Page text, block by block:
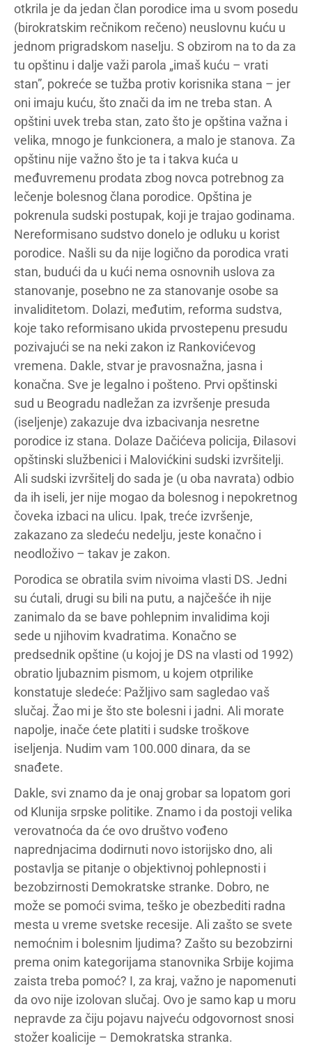
otkrila je da jedan član porodice ima u svom posedu
(birokratskim rečnikom rečeno) neuslovnu kuću u
jednom prigradskom naselju. S obzirom na to da za
tu opštinu i dalje važi parola „imaš kuću – vrati
stan”, pokreće se tužba protiv korisnika stana – jer
oni imaju kuću, što znači da im ne treba stan. A
opštini uvek treba stan, zato što je opština važna i
velika, mnogo je funkcionera, a malo je stanova. Za
opštinu nije važno što je ta i takva kuća u
međuvremenu prodata zbog novca potrebnog za
lečenje bolesnog člana porodice. Opština je
pokrenula sudski postupak, koji je trajao godinama.
Nereformisano sudstvo donelo je odluku u korist
porodice. Našli su da nije logično da porodica vrati
stan, budući da u kući nema osnovnih uslova za
stanovanje, posebno ne za stanovanje osobe sa
invaliditetom. Dolazi, međutim, reforma sudstva,
koje tako reformisano ukida prvostepenu presudu
pozivajući se na neki zakon iz Rankovićevog
vremena. Dakle, stvar je pravosnažna, jasna i
konačna. Sve je legalno i pošteno. Prvi opštinski
sud u Beogradu nadležan za izvršenje presuda
(iseljenje) zakazuje dva izbacivanja nesretne
porodice iz stana. Dolaze Dačićeva policija, Đilasovi
opštinski službenici i Malovićkini sudski izvršitelji.
Ali sudski izvršitelj do sada je (u oba navrata) odbio
da ih iseli, jer nije mogao da bolesnog i nepokretnog
čoveka izbaci na ulicu. Ipak, treće izvršenje,
zakazano za sledeću nedelju, jeste konačno i
neodloživo – takav je zakon.
Porodica se obratila svim nivoima vlasti DS. Jedni
su ćutali, drugi su bili na putu, a najčešće ih nije
zanimalo da se bave pohlepnim invalidima koji
sede u njihovim kvadratima. Konačno se
predsednik opštine (u kojoj je DS na vlasti od 1992)
obratio ljubaznim pismom, u kojem otprilike
konstatuje sledeće: Pažljivo sam sagledao vaš
slučaj. Žao mi je što ste bolesni i jadni. Ali morate
napolje, inače ćete platiti i sudske troškove
iseljenja. Nudim vam 100.000 dinara, da se
snađete.
Dakle, svi znamo da je onaj grobar sa lopatom gori
od Klunija srpske politike. Znamo i da postoji velika
verovatnoća da će ovo društvo vođeno
naprednjacima dodirnuti novo istorijsko dno, ali
postavlja se pitanje o objektivnoj pohlepnosti i
bezobzirnosti Demokratske stranke. Dobro, ne
može se pomoći svima, teško je obezbediti radna
mesta u vreme svetske recesije. Ali zašto se svete
nemoćnim i bolesnim ljudima? Zašto su bezobzirni
prema onim kategorijama stanovnika Srbije kojima
zaista treba pomoć? I, za kraj, važno je napomenuti
da ovo nije izolovan slučaj. Ovo je samo kap u moru
nepravde za čiju pojavu najveću odgovornost snosi
stožer koalicije – Demokratska stranka.